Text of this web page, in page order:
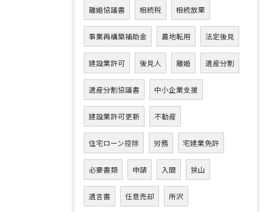
離婚協議書 相続税 相続放棄
事業再構築補助金 農地転用 法定後見
建設業許可 後見人 離婚 遺産分割
遺産分割協議書 中小企業支援
建設業許可更新 不動産
住宅ローン控除 労務 宅建業免許
必要書類 申請 入間 狭山
遺言書 任意売却 所沢